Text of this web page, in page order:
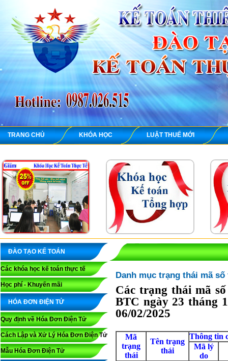
TRANG CHỦ KHÓA HỌC LUẬT THUẾ MỚI
ĐÀO TẠO KẾ TOÁN
Các khóa học kế toán thực tế
Học phí - Khuyến mãi
HÓA ĐƠN ĐIỆN TỬ
Quy định về Hóa Đơn Điện Tử
Cách Lập và Xử Lý Hóa Đơn Điện Tử
Mẫu Hóa Đơn Điện Tử
Danh mục trạng thái mã số
Các trạng thái mã
BTC ngày 23 tháng
06/02/2025
Mã
trạng
thái
Tên trạng
thái
Thông tin
Mã lý
do